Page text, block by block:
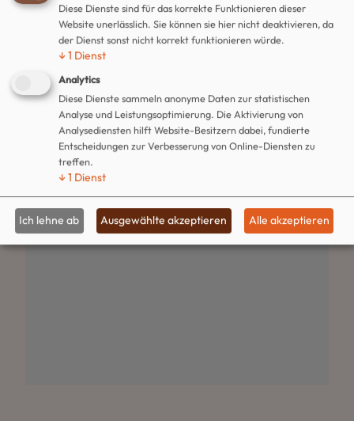
Diese Dienste sind für das korrekte Funktionieren dieser
Website unerlässlich. Sie können sie hier nicht deaktivieren, da
der Dienst sonst nicht korrekt funktionieren würde.
↓1 Dienst
Analytics
Diese Dienste sammeln anonyme Daten zur statistischen
Analyse und Leistungsoptimierung. Die Aktivierung von
Analysediensten hilft Website-Besitzern dabei, fundierte
Entscheidungen zur Verbesserung von Online-Diensten zu
treffen.
↓1 Dienst
Ich lehne ab Ausgewählte akzeptieren Alle akzeptieren